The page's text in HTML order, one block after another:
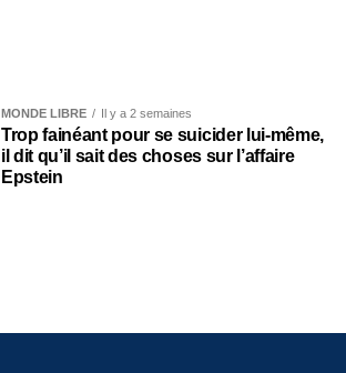
MONDE LIBRE Il y a 2 semaines
Trop fainéant pour se suicider lui-même,
il dit qu’il sait des choses sur l’affaire
Epstein